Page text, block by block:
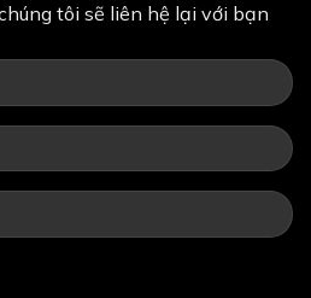
tôi sẽ liên hệ lại với bạn